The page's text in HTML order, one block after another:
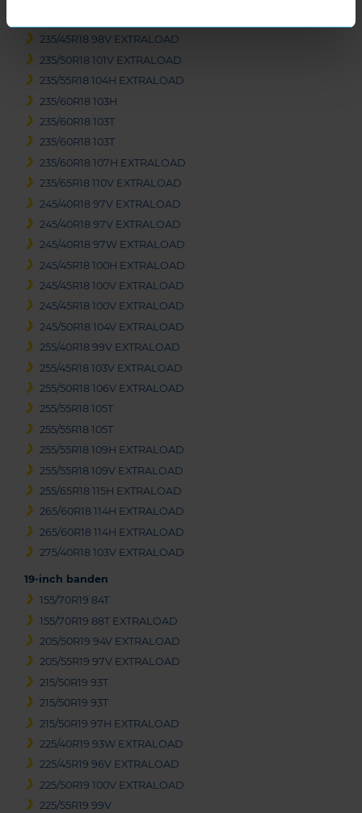
235/45R18 98V EXTRALOAD
235/50R18 101V EXTRALOAD
235/55R18 104H EXTRALOAD
235/60R18 103H
235/60R18 103T
235/60R18 103T
235/60R18 107H EXTRALOAD
235/65R18 110V EXTRALOAD
245/40R18 97V EXTRALOAD
245/40R18 97V EXTRALOAD
245/40R18 97W EXTRALOAD
245/45R18 100H EXTRALOAD
245/45R18 100V EXTRALOAD
245/45R18 100V EXTRALOAD
245/50R18 104V EXTRALOAD
255/40R18 99V EXTRALOAD
255/45R18 103V EXTRALOAD
255/50R18 106V EXTRALOAD
255/55R18 105T
255/55R18 105T
255/55R18 109H EXTRALOAD
255/55R18 109V EXTRALOAD
255/65R18 115H EXTRALOAD
265/60R18 114H EXTRALOAD
265/60R18 114H EXTRALOAD
275/40R18 103V EXTRALOAD
19-inch banden
155/70R19 84T
155/70R19 88T EXTRALOAD
205/50R19 94V EXTRALOAD
205/55R19 97V EXTRALOAD
215/50R19 93T
215/50R19 93T
215/50R19 97H EXTRALOAD
225/40R19 93W EXTRALOAD
225/45R19 96V EXTRALOAD
225/50R19 100V EXTRALOAD
225/55R19 99V